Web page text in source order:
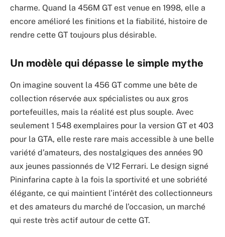
charme. Quand la 456M GT est venue en 1998, elle a
encore amélioré les finitions et la fiabilité, histoire de
rendre cette GT toujours plus désirable.
Un modèle qui dépasse le simple mythe
On imagine souvent la 456 GT comme une bête de
collection réservée aux spécialistes ou aux gros
portefeuilles, mais la réalité est plus souple. Avec
seulement 1 548 exemplaires pour la version GT et 403
pour la GTA, elle reste rare mais accessible à une belle
variété d’amateurs, des nostalgiques des années 90
aux jeunes passionnés de V12 Ferrari. Le design signé
Pininfarina capte à la fois la sportivité et une sobriété
élégante, ce qui maintient l’intérêt des collectionneurs
et des amateurs du marché de l’occasion, un marché
qui reste très actif autour de cette GT.